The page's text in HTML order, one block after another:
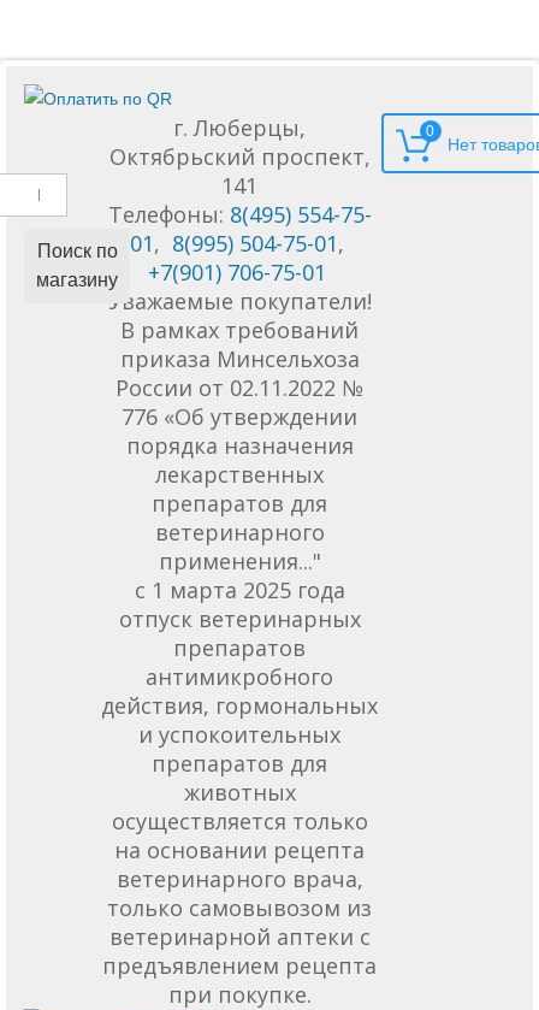
Поиск по
магазину
г. Люберцы,
Октябрьский проспект,
141
Телефоны: 8(495) 554-75-
01, 8(995) 504-75-01,
+7(901) 706-75-01
Уважаемые покупатели!
В рамках требований
приказа Минсельхоза
России от 02.11.2022 №
776 «Об утверждении
порядка назначения
лекарственных
препаратов для
ветеринарного
применения..."
с 1 марта 2025 года
отпуск ветеринарных
препаратов
антимикробного
действия, гормональных
и успокоительных
препаратов для
животных
осуществляется только
на основании рецепта
ветеринарного врача,
только самовывозом из
ветеринарной аптеки с
предъявлением рецепта
при покупке.
0